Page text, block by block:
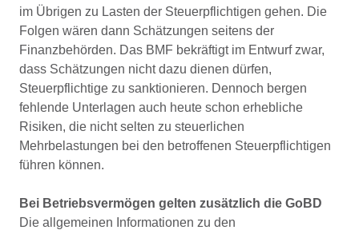
im Übrigen zu Lasten der Steuerpflichtigen gehen. Die
Folgen wären dann Schätzungen seitens der
Finanzbehörden. Das BMF bekräftigt im Entwurf zwar,
dass Schätzungen nicht dazu dienen dürfen,
Steuerpflichtige zu sanktionieren. Dennoch bergen
fehlende Unterlagen auch heute schon erhebliche
Risiken, die nicht selten zu steuerlichen
Mehrbelastungen bei den betroffenen Steuerpflichtigen
führen können.
Bei Betriebsvermögen gelten zusätzlich die GoBD
Die allgemeinen Informationen zu den